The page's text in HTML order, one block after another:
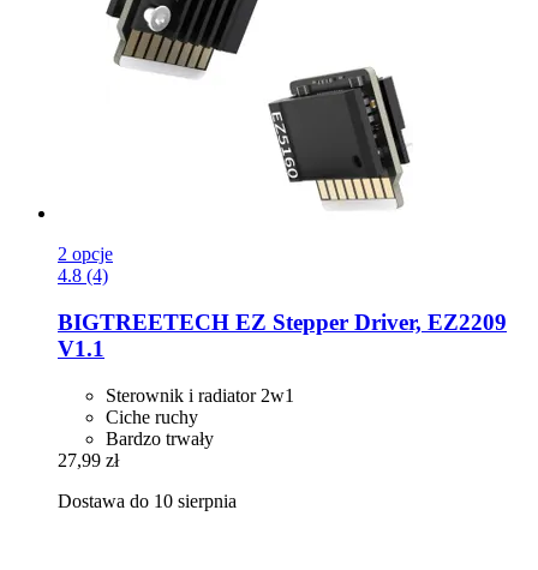
2 opcje
4.8 (4)
BIGTREETECH EZ Stepper Driver, EZ2209
V1.1
Sterownik i radiator 2w1
Ciche ruchy
Bardzo trwały
27,99 zł
Dostawa do 10 sierpnia